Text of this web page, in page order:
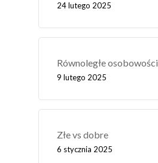
24 lutego 2025
Równoległe osobowości
9 lutego 2025
Złe vs dobre
6 stycznia 2025